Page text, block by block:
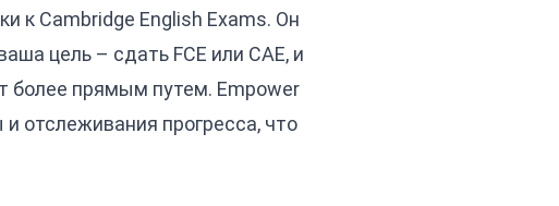
к Cambridge English Exams. Он
цель – сдать FCE или CAE, и
более прямым путем. Empower
отслеживания прогресса, что